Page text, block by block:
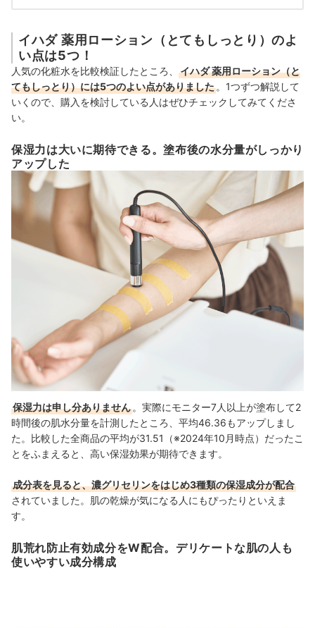
イハダ 薬用ローション（とてもしっとり）のよ
い点は5つ！
人気の化粧水を比較検証したところ、
イハダ 薬用ローション（と
てもしっとり）には5つのよい点がありました。1つずつ解説して
いくので、購入を検討している人はぜひチェックしてみてくださ
い。
保湿力は大いに期待できる。塗布後の水分量がしっかり
アップした
保湿力は申し分ありません 。実際にモニター7人以上が塗布して2
時間後の肌水分量を計測したところ、平均46.36もアップしまし
た。比較した全商品の平均が31.51（※2024年10月時点）だったこ
とをふまえると、高い保湿効果が期待できます。
成分表を見ると、濃グリセリンをはじめ3種類の保湿成分が配合
されていました。肌の乾燥が気になる人にもぴったりといえま
す。
肌荒れ防止有効成分をW配合。デリケートな肌の人も
使いやすい成分構成